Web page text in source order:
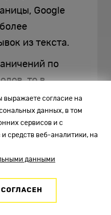
Google
из текста.
по
то в
может занимать
с учетом
— около 300.
которое
выражаете согласие на
данных, в том
сервисов и с
средств веб-аналитики, на
данными
СОГЛАСЕН